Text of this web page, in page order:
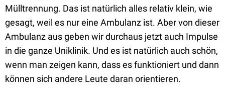
Mülltrennung. Das ist natürlich alles relativ klein, wie
gesagt, weil es nur eine Ambulanz ist. Aber von dieser
Ambulanz aus geben wir durchaus jetzt auch Impulse
in die ganze Uniklinik. Und es ist natürlich auch schön,
wenn man zeigen kann, dass es funktioniert und dann
können sich andere Leute daran orientieren.